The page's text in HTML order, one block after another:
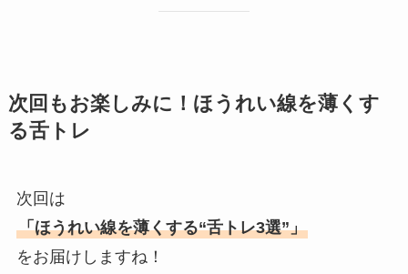
次回もお楽しみに！ほうれい線を薄くす
る舌トレ
次回は
「ほうれい線を薄くする“舌トレ3選”」
をお届けしますね！